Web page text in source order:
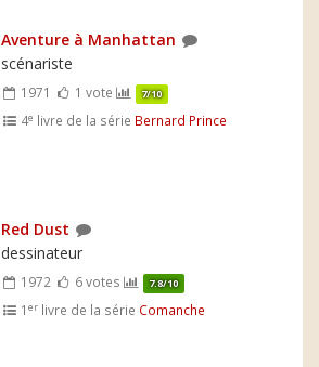
Aventure à Manhattan
scénariste
1971 1 vote 7/10
4e livre de la série Bernard Prince
Red Dust
dessinateur
1972 6 votes 7.8/10
1er livre de la série Comanche